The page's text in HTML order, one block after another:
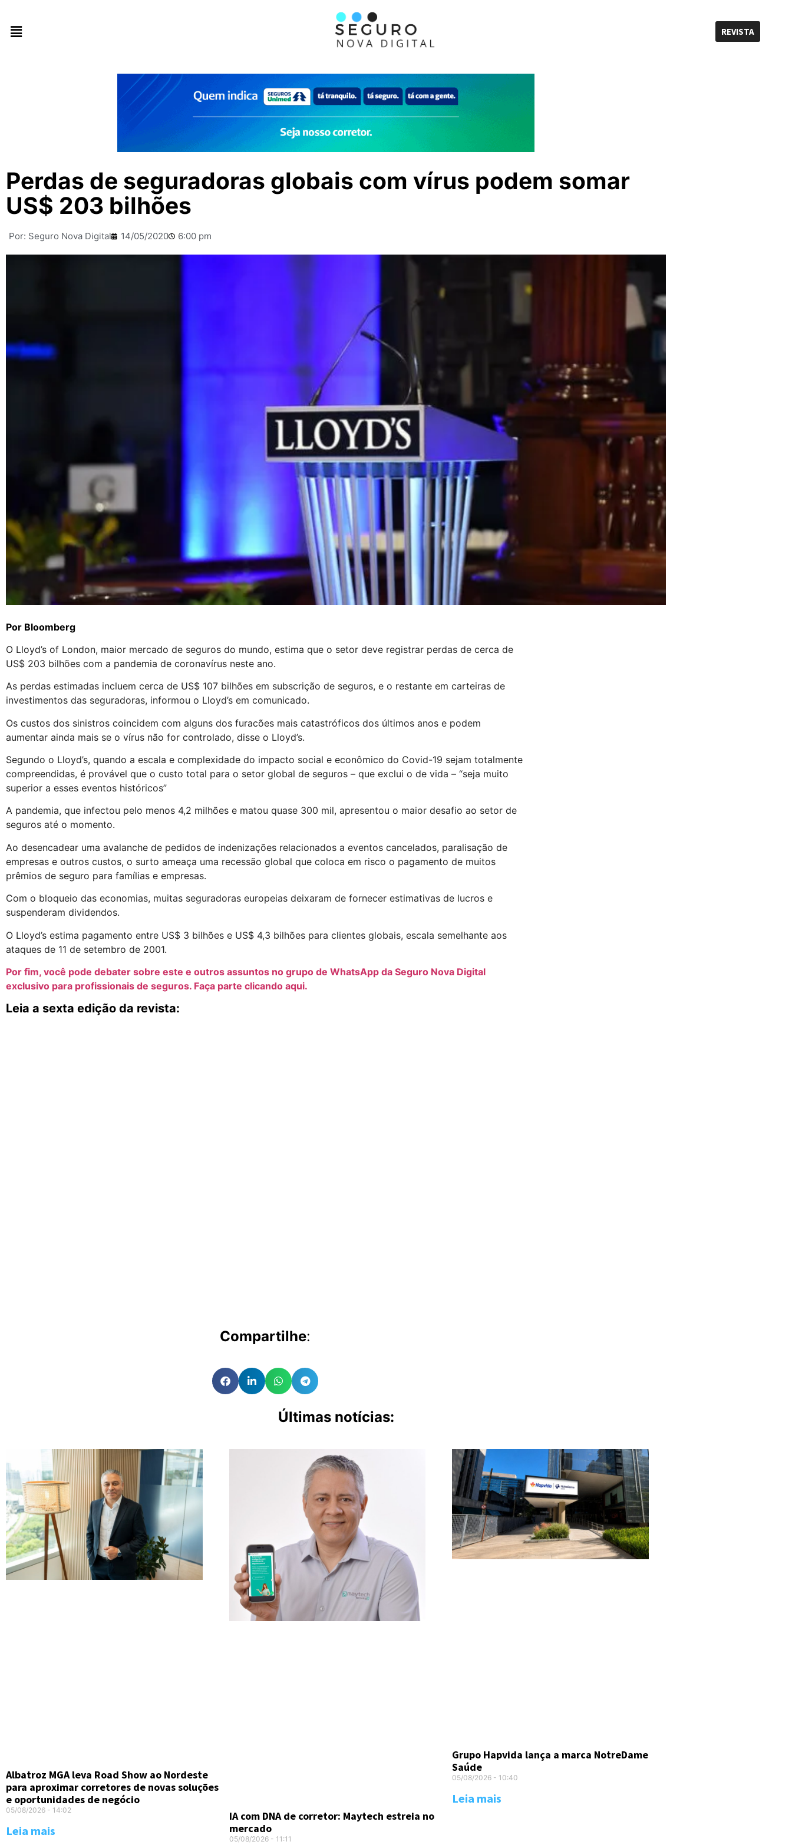
REVISTA
Perdas de seguradoras globais com vírus podem somar
US$ 203 bilhões
Por: Seguro Nova Digital 14/05/2020 6:00 pm
Por Bloomberg
O Lloyd’s of London, maior mercado de seguros do mundo, estima que o setor deve registrar perdas de cerca de
US$ 203 bilhões com a pandemia de coronavírus neste ano.
As perdas estimadas incluem cerca de US$ 107 bilhões em subscrição de seguros, e o restante em carteiras de
investimentos das seguradoras, informou o Lloyd’s em comunicado.
Os custos dos sinistros coincidem com alguns dos furacões mais catastróficos dos últimos anos e podem
aumentar ainda mais se o vírus não for controlado, disse o Lloyd’s.
Segundo o Lloyd’s, quando a escala e complexidade do impacto social e econômico do Covid-19 sejam totalmente
compreendidas, é provável que o custo total para o setor global de seguros – que exclui o de vida – “seja muito
superior a esses eventos históricos”
A pandemia, que infectou pelo menos 4,2 milhões e matou quase 300 mil, apresentou o maior desafio ao setor de
seguros até o momento.
Ao desencadear uma avalanche de pedidos de indenizações relacionados a eventos cancelados, paralisação de
empresas e outros custos, o surto ameaça uma recessão global que coloca em risco o pagamento de muitos
prêmios de seguro para famílias e empresas.
Com o bloqueio das economias, muitas seguradoras europeias deixaram de fornecer estimativas de lucros e
suspenderam dividendos.
O Lloyd’s estima pagamento entre US$ 3 bilhões e US$ 4,3 bilhões para clientes globais, escala semelhante aos
ataques de 11 de setembro de 2001.
Por fim, você pode debater sobre este e outros assuntos no grupo de WhatsApp da Seguro Nova Digital
exclusivo para profissionais de seguros. Faça parte clicando aqui.
Leia a sexta edição da revista:
Compartilhe:
Últimas notícias:
Albatroz MGA leva Road Show ao Nordeste
para aproximar corretores de novas soluções
e oportunidades de negócio
05/08/2026 14:02
Leia mais
IA com DNA de corretor: Maytech estreia no
mercado
05/08/2026 11:11
Grupo Hapvida lança a marca NotreDame
Saúde
05/08/2026 10:40
Leia mais